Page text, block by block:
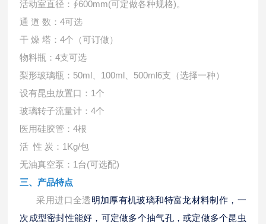
活动室直径： ∮600mm(可定做各种规格)。
通 道 数：4可选
干 燥 塔：4个（可订做）
物料瓶：4支可选
梨形玻璃瓶： 50ml、100ml、500ml6支（选择一种）
设有昆虫放置口： 1个
玻璃转子流量计：4个
医用硅胶管：4根
活 性 炭：1Kg/包
无油真空泵： 1台(可选配)
三、产品特点
采用进口全透明加厚有机玻璃和特富龙材料制作，一
次成型密封性能好，可定做多个抽气孔，或定做多个昆虫